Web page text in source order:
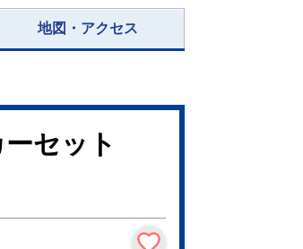
地図・アクセス
セット